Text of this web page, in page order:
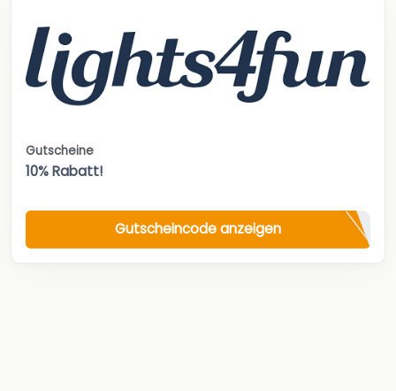
Gutscheine
10% Rabatt!
Gutscheincode anzeigen